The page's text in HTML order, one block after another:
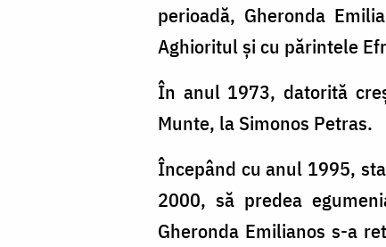
perioadă, Gheronda
Aghioritul şi cu părintele
În anul 1973, datorită
Munte, la Simonos Petras.
Începând cu anul 1995,
2000, să predea
Gheronda Emilianos s-a